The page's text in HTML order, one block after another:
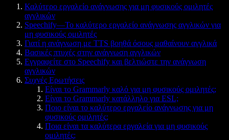
Καλύτερο εργαλείο ανάγνωσης για μη φυσικούς ομιλητές
αγγλικών
Speechify—Το καλύτερο εργαλείο ανάγνωσης αγγλικών για
μη φυσικούς ομιλητές
Γιατί η ανάγνωση με TTS βοηθά όσους μαθαίνουν αγγλικά
Βασικές πτυχές στην ανάγνωση αγγλικών
Εγγραφείτε στο Speechify και βελτιώστε την ανάγνωση
αγγλικών
Συχνές Ερωτήσεις
Είναι το Grammarly καλό για μη φυσικούς ομιλητές;
Είναι το Grammarly κατάλληλο για ESL;
Ποιο είναι το καλύτερο εργαλείο ανάγνωσης για μη
φυσικούς ομιλητές;
Ποια είναι τα καλύτερα εργαλεία για μη φυσικούς
ομιλητές;